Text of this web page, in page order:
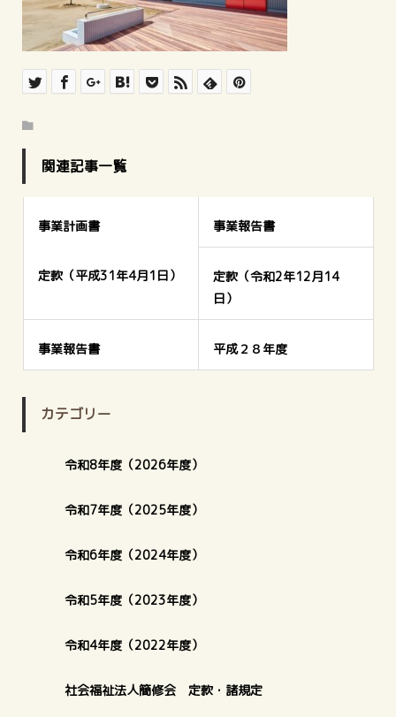
関連記事一覧
事業計画書 事業報告書
定款（平成31年4月1日）
定款（令和2年12月14
日）
事業報告書 平成２８年度
カテゴリー
令和8年度（2026年度）
令和7年度（2025年度）
令和6年度（2024年度）
令和5年度（2023年度）
令和4年度（2022年度）
社会福祉法人簡修会 定款・諸規定